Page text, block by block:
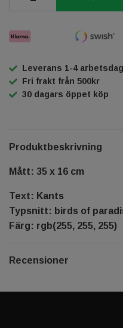
Leverans 1-4
Fri frakt från 500kr
30 dagars öppet köp
Produktbeskrivning
Mått: 35 x 16 cm
Text: Kants
Typsnitt: birds of
Färg: rgb(255, 255, 255)
Recensioner